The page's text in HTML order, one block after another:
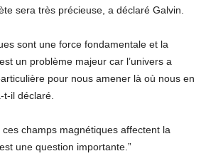
sera très précieuse, a déclaré Galvin.
sont une force fondamentale et la
un problème majeur car l’univers a
pour nous amener là où nous en
t-il déclaré.
champs magnétiques affectent la
une question importante.”